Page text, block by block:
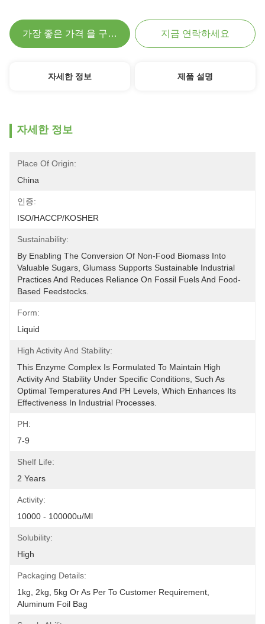
가장 좋은 가격 을 구하라 지금 연락하세요
자세한 정보 제품 설명
자세한 정보
Place Of Origin:
China
인증:
ISO/HACCP/KOSHER
Sustainability:
By Enabling The Conversion Of Non-Food Biomass Into
Valuable Sugars, Glumass Supports Sustainable Industrial
Practices And Reduces Reliance On Fossil Fuels And Food-
Based Feedstocks.
Form:
Liquid
High Activity And Stability:
This Enzyme Complex Is Formulated To Maintain High
Activity And Stability Under Specific Conditions, Such As
Optimal Temperatures And PH Levels, Which Enhances Its
Effectiveness In Industrial Processes.
PH:
7-9
Shelf Life:
2 Years
Activity:
10000 - 100000u/ml
Solubility:
High
Packaging Details:
1kg, 2kg, 5kg Or As Per To Customer Requirement,
Aluminum Foil Bag